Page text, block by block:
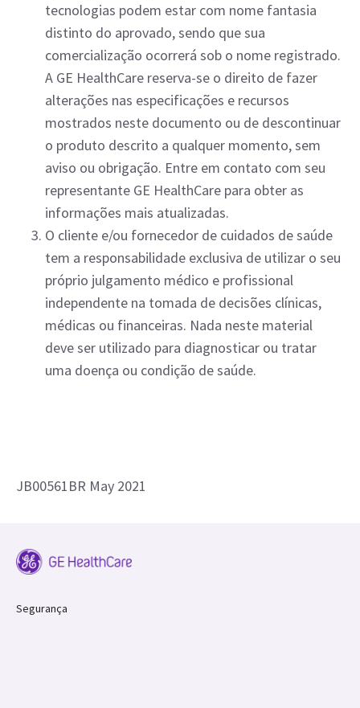
tecnologias podem estar com nome fantasia
distinto do aprovado, sendo que sua
comercialização ocorrerá sob o nome registrado.
A GE HealthCare reserva-se o direito de fazer
alterações nas especificações e recursos
mostrados neste documento ou de descontinuar
o produto descrito a qualquer momento, sem
aviso ou obrigação. Entre em contato com seu
representante GE HealthCare para obter as
informações mais atualizadas.
O cliente e/ou fornecedor de cuidados de saúde
tem a responsabilidade exclusiva de utilizar o seu
próprio julgamento médico e profissional
independente na tomada de decisões clínicas,
médicas ou financeiras. Nada neste material
deve ser utilizado para diagnosticar ou tratar
uma doença ou condição de saúde.
JB00561BR May 2021
Segurança